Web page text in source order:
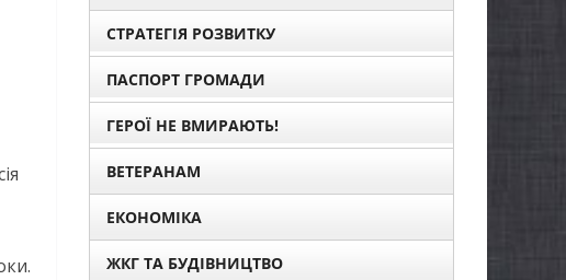
СТРАТЕГІЯ РОЗВИТКУ
ПАСПОРТ ГРОМАДИ
ГЕРОЇ НЕ ВМИРАЮТЬ!
ВЕТЕРАНАМ
ЕКОНОМІКА
ЖКГ ТА БУДІВНИЦТВО